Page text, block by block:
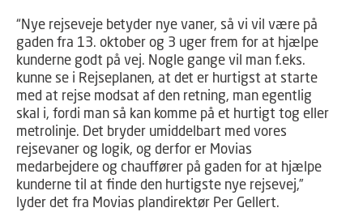
“Nye rejseveje betyder nye vaner, så vi vil være på
gaden fra 13. oktober og 3 uger frem for at hjælpe
kunderne godt på vej. Nogle gange vil man f.eks.
kunne se i Rejseplanen, at det er hurtigst at starte
med at rejse modsat af den retning, man egentlig
skal i, fordi man så kan komme på et hurtigt tog eller
metrolinje. Det bryder umiddelbart med vores
rejsevaner og logik, og derfor er Movias
medarbejdere og chauffører på gaden for at hjælpe
kunderne til at finde den hurtigste nye rejsevej,”
lyder det fra Movias plandirektør Per Gellert.